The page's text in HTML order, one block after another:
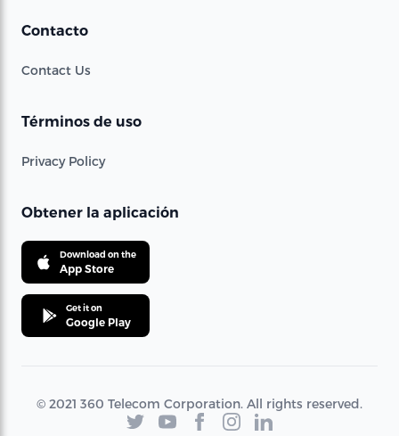
Contacto
Contact Us
Términos de uso
Privacy Policy
Obtener la aplicación
Download on the
App Store
Get it on
Google Play
© 2021 360 Telecom Corporation. All rights reserved.